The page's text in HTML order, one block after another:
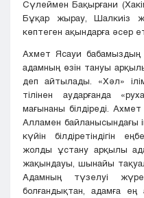
Сүлеймен Бақырғани
Бұқар жырау, Шалкиіз
көптеген ақындарға әсер
Ахмет Ясауи бабамыздың
адамның өзін тануы
деп айтылады. «Хәл»
тілінен аударғанда
мағынаны білдіреді.
Алламен байланысындағы
күйін білдіретіндігін
жолды ұстану арқылы
жақындауы, шынайы
Адамның түзелуі
болғандықтан, адамға